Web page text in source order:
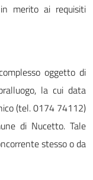
merito ai requisiti
oggetto di
la cui data
(tel. 0174 74112)
di Nucetto. Tale
stesso o da